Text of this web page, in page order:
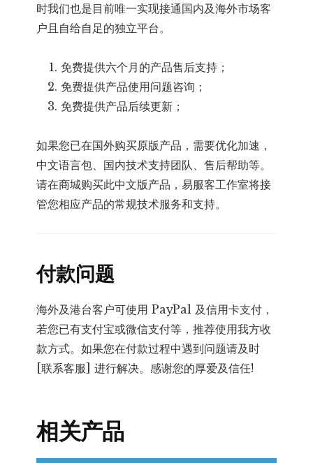
时我们也是目前唯一实现接通国内及海外市场客
户且自给自足的独立平台。
免费提供六个月的产品售后支持；
免费提供产品使用问题咨询；
免费提供产品后续更新；
如果您已在国外购买原版产品，需要优化加速，
中文语言包、国内技术支持团队、售后帮助等。
请在商城购买此中文版产品，易服客工作室将接
管您相应产品的常规技术服务和支持。
付款问题
海外及港台客户可使用 PayPal 及信用卡支付，
若您已有支付宝或微信支付等，推荐使用我方收
款方式。如果您在付款过程中遇到问题请及时
[联系客服] 进行解决。感谢您的厚爱及信任!
相关产品